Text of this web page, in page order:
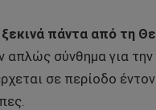
ξεκινά πάντα από τη
απλώς σύνθημα για
σε περίοδο